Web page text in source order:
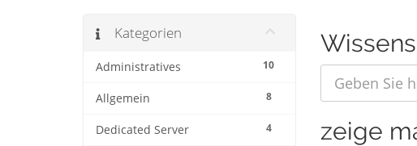
Kategorien
10
Administratives
8
Allgemein
4
Dedicated Server zeige